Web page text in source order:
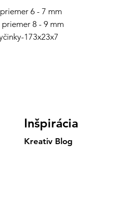
6 - 7 mm
8 - 9 mm
173x23x7
Inšpirácia
Kreativ Blog